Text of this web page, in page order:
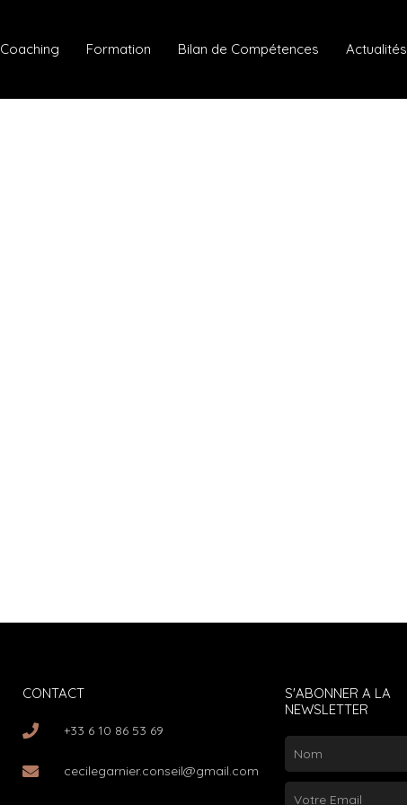
Coaching Formation Bilan de Compétences Actualités
CONTACT
+33 6 10 86 53 69
cecilegarnier.conseil@gmail.com
S'ABONNER A LA
NEWSLETTER